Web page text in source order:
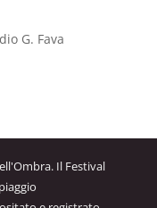
G. Fava
Il Festival